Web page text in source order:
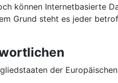
können Internetbasierte
Grund steht es jeder
der